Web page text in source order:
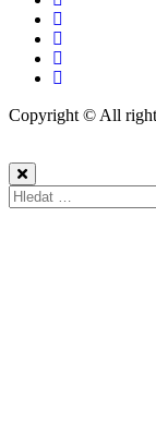
Copyright © All
Vyhledávání